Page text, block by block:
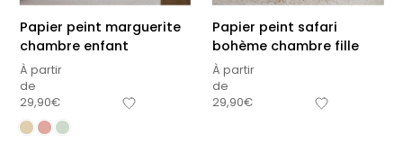
Papier peint marguerite
chambre enfant
À partir
de
29,90€
Papier peint safari
bohème chambre fille
À partir
de
29,90€